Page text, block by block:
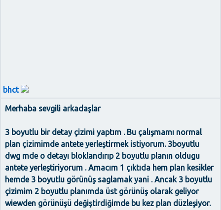
bhct
Merhaba sevgili arkadaşlar
3 boyutlu bir detay çizimi yaptım . Bu çalışmamı normal
plan çizimimde antete yerleştirmek istiyorum. 3boyutlu
dwg mde o detayı bloklandırıp 2 boyutlu planın oldugu
antete yerleştiriyorum . Amacım 1 çıktıda hem plan kesikler
hemde 3 boyutlu görünüş saglamak yani . Ancak 3 boyutlu
çizimim 2 boyutlu planımda üst görünüş olarak geliyor
wiewden görünüşü değiştirdiğimde bu kez plan düzleşiyor.